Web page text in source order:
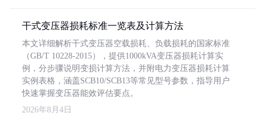
干式变压器损耗标准一览表及计算方法
本文详细解析干式变压器空载损耗、负载损耗的国家标准
（GB/T 10228-2015），提供1000kVA变压器损耗计算实
例，分步骤说明变损计算方法，并附电力变压器损耗计算
实例表格，涵盖SCB10/SCB13等常见型号参数，指导用户
快速掌握变压器能效评估要点。
2026年8月4日